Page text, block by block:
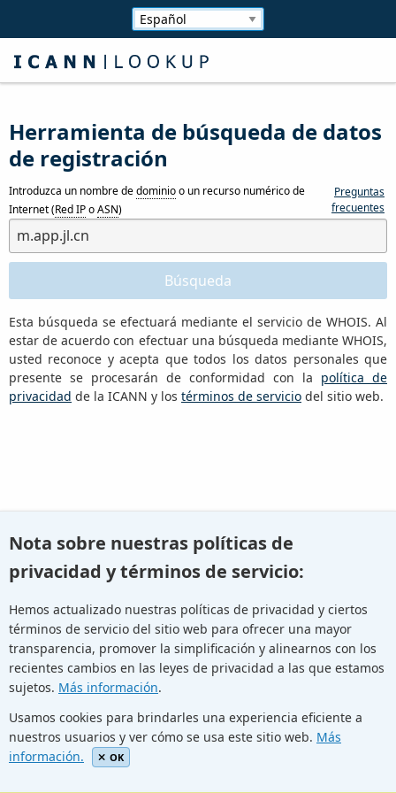
Herramienta de búsqueda de datos
de registración
Introduzca un nombre dedominioo un recurso numérico de
Internet (Red IPoASN)
Preguntas
frecuentes
Esta búsqueda se efectuará mediante el servicio de WHOIS. Al
estar de acuerdo con efectuar una búsqueda mediante WHOIS,
usted reconoce y acepta que todos los datos personales que
presente se procesarán de conformidad con la política de
privacidad de la ICANN y los términos de servicio del sitio web.
Youtube Twitter Linkedin Flickr
© Internet Corporation for Assigned Names and Numbers.
Privacy Policy
Terms of Service
Nota sobre nuestras políticas de
privacidad y términos de servicio:
Hemos actualizado nuestras políticas de privacidad y ciertos
términos de servicio del sitio web para ofrecer una mayor
transparencia, promover la simplificación y alinearnos con los
recientes cambios en las leyes de privacidad a las que estamos
sujetos. Más información.
Usamos cookies para brindarles una experiencia eficiente a
nuestros usuarios y ver cómo se usa este sitio web. Más
información.
OK